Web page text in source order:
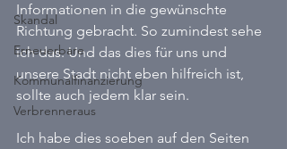
Skandal
Erneuerbare
Kommunalfinanzierung
Verbrenneraus
Informationen in die gewünschte
Richtung gebracht. So zumindest sehe
ich das. Und das dies für uns und
unsere Stadt nicht eben hilfreich ist,
sollte auch jedem klar sein.
Ich habe dies soeben auf den Seiten